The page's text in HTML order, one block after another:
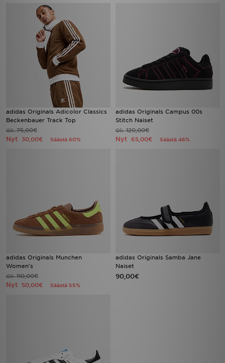
adidas Originals Adicolor Classics
Beckenbauer Track Top
Oli75,00€
Nyt 30,00€ Säästä 60%
adidas Originals Campus 00s
Stitch Naiset
Oli120,00€
Nyt 65,00€ Säästä 46%
adidas Originals Munchen
Women's
Oli110,00€
Nyt 50,00€ Säästä 55%
adidas Originals Samba Jane
Naiset
90,00€